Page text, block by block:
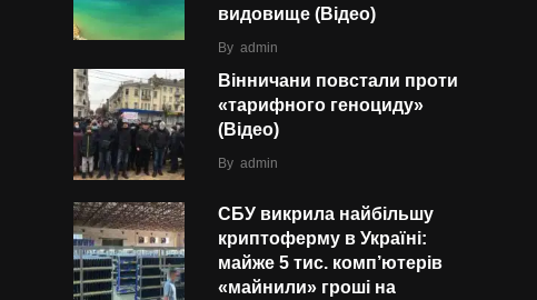
видовище (Відео)
By admin
Вінничани повстали проти
«тарифного геноциду»
(Відео)
By admin
СБУ викрила найбільшу
криптоферму в Україні:
майже 5 тис. комп’ютерів
«майнили» гроші на